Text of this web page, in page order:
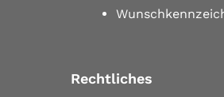
Rechtliches